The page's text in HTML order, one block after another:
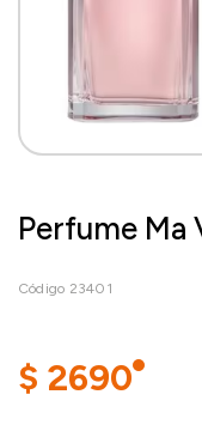
Perfume Ma
Código 23401
$ 2690